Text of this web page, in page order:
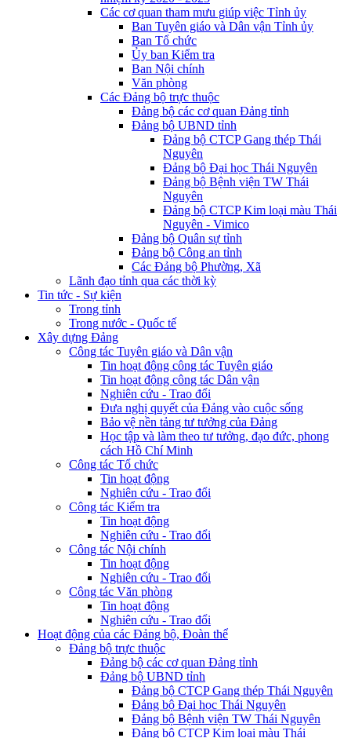
Các cơ quan tham mưu giúp việc Tỉnh ủy
Ban Tuyên giáo và Dân vận Tỉnh ủy
Ban Tổ chức
Ủy ban Kiểm tra
Ban Nội chính
Văn phòng
Các Đảng bộ trực thuộc
Đảng bộ các cơ quan Đảng tỉnh
Đảng bộ UBND tỉnh
Đảng bộ CTCP Gang thép Thái
Nguyên
Đảng bộ Đại học Thái Nguyên
Đảng bộ Bệnh viện TW Thái
Nguyên
Đảng bộ CTCP Kim loại màu Thái
Nguyên - Vimico
Đảng bộ Quân sự tỉnh
Đảng bộ Công an tỉnh
Các Đảng bộ Phường, Xã
Lãnh đạo tỉnh qua các thời kỳ
Tin tức - Sự kiện
Trong tỉnh
Trong nước - Quốc tế
Xây dựng Đảng
Công tác Tuyên giáo và Dân vận
Tin hoạt động công tác Tuyên giáo
Tin hoạt động công tác Dân vận
Nghiên cứu - Trao đổi
Đưa nghị quyết của Đảng vào cuộc sống
Bảo vệ nền tảng tư tưởng của Đảng
Học tập và làm theo tư tưởng, đạo đức, phong
cách Hồ Chí Minh
Công tác Tổ chức
Tin hoạt động
Nghiên cứu - Trao đổi
Công tác Kiểm tra
Tin hoạt động
Nghiên cứu - Trao đổi
Công tác Nội chính
Tin hoạt động
Nghiên cứu - Trao đổi
Công tác Văn phòng
Tin hoạt động
Nghiên cứu - Trao đổi
Hoạt động của các Đảng bộ, Đoàn thể
Đảng bộ trực thuộc
Đảng bộ các cơ quan Đảng tỉnh
Đảng bộ UBND tỉnh
Đảng bộ CTCP Gang thép Thái Nguyên
Đảng bộ Đại học Thái Nguyên
Đảng bộ Bệnh viện TW Thái Nguyên
Đảng bộ CTCP Kim loại màu Thái